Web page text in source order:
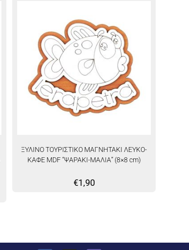
ΞΥΛΙΝΟ ΤΟΥΡΙΣΤΙΚΟ ΜΑΓΝΗΤΑΚΙ ΛΕΥΚΟ-
ΚΑΦΕ MDF “ΨΑΡΑΚΙ-ΜΑΛΙΑ” (8×8 cm)
€1,90